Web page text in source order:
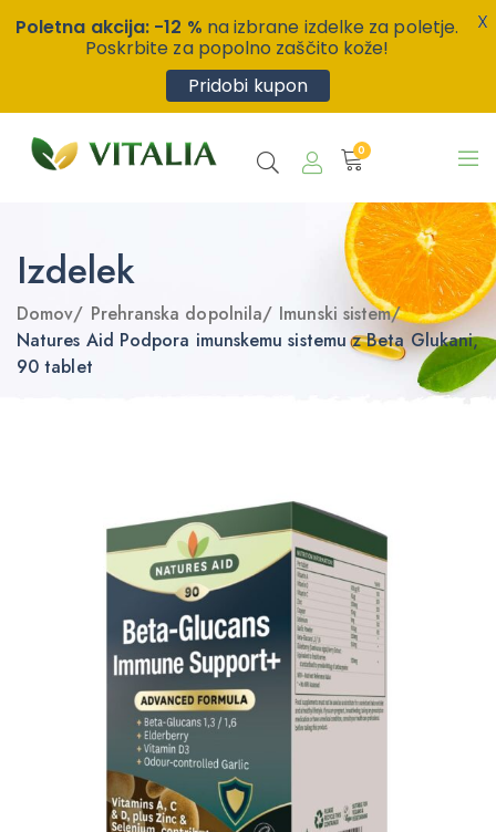
0
Izdelek
Domov/ Prehranska dopolnila/ Imunski sistem/
Natures Aid Podpora imunskemu sistemu z Beta Glukani,
90 tablet
Poletna akcija: -12 % na izbrane izdelke za poletje.
Poskrbite za popolno zaščito kože!
Pridobi kupon
X